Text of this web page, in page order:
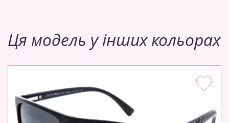
Ця модель у інших кольорах